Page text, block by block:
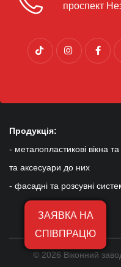
проспект
Продукція:
- металопластикові вікна та
та аксесуари до них
- фасадні та розсувні
© 2026 Віконний
ЗАЯВКА НА
СПІВПРАЦЮ